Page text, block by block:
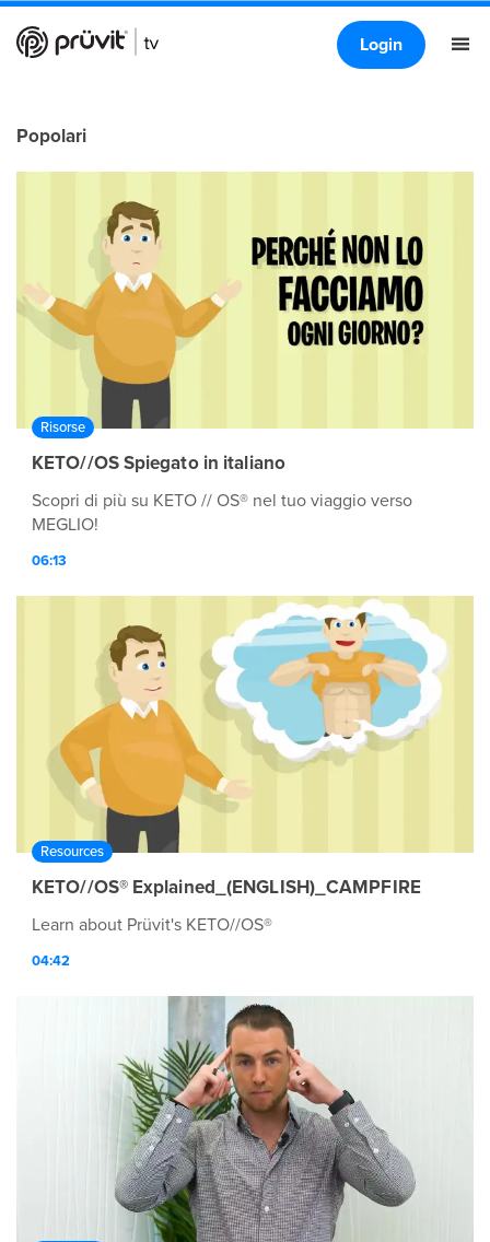
Login
Popolari
Risorse
KETO//OS Spiegato in italiano
Scopri di più su KETO // OS® nel tuo viaggio verso
MEGLIO!
06:13
Resources
KETO//OS® Explained_(ENGLISH)_CAMPFIRE
Learn about Prüvit's KETO//OS®
04:42